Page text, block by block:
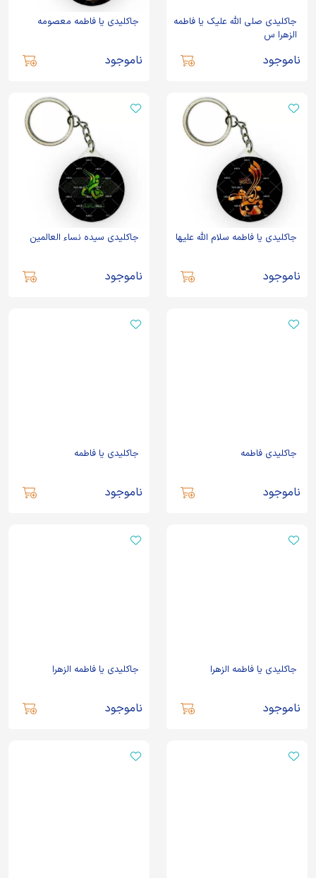
جاکلیدی صلی الله علیک یا فاطمه
الزهرا س
ناموجود
جاکلیدی یا فاطمه معصومه
ناموجود
جاکلیدی یا فاطمه سلام الله علیها
ناموجود
جاکلیدی سیده نساء العالمین
ناموجود
جاکلیدی فاطمه
ناموجود
جاکلیدی یا فاطمه
ناموجود
جاکلیدی یا فاطمه الزهرا
ناموجود
جاکلیدی یا فاطمه الزهرا
ناموجود